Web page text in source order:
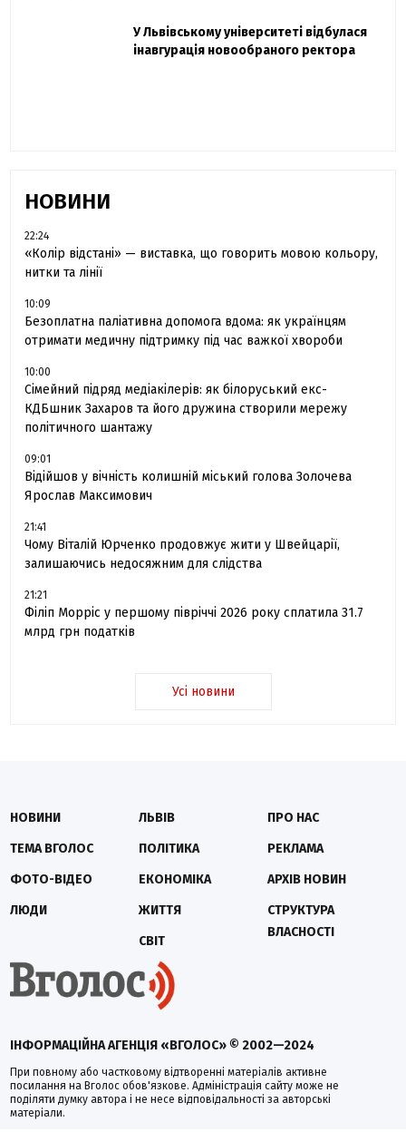
Павло Дак
«Час не лікує, лише притуплює біль»:
Захисник "Азовсталі" Діанов вдруге
одружився та показав фото з весілля
У Львівському університеті відбулася
інавгурація новообраного ректора
НОВИНИ
22:24
«Колір відстані» — виставка, що говорить мовою кольору,
нитки та лінії
10:09
Безоплатна паліативна допомога вдома: як українцям
отримати медичну підтримку під час важкої хвороби
10:00
Сімейний підряд медіакілерів: як білоруський екс-
КДБшник Захаров та його дружина створили мережу
політичного шантажу
09:01
Відійшов у вічність колишній міський голова Золочева
Ярослав Максимович
21:41
Чому Віталій Юрченко продовжує жити у Швейцарії,
залишаючись недосяжним для слідства
21:21
Філіп Морріс у першому півріччі 2026 року сплатила 31.7
млрд грн податків
Усі новини
ІНФОРМАЦІЙНА АГЕНЦІЯ «ВГОЛОС» © 2002—2024
При повному або частковому відтворенні матеріалів активне
посилання на Вголос обов'язкове. Адміністрація сайту може не
поділяти думку автора і не несе відповідальності за авторські
матеріали.
НОВИНИ
ТЕМА ВГОЛОС
ФОТО-ВІДЕО
ЛЮДИ
ЛЬВІВ
ПОЛІТИКА
ЕКОНОМІКА
ЖИТТЯ
СВІТ
ПРО НАС
РЕКЛАМА
АРХІВ НОВИН
СТРУКТУРА
ВЛАСНОСТІ